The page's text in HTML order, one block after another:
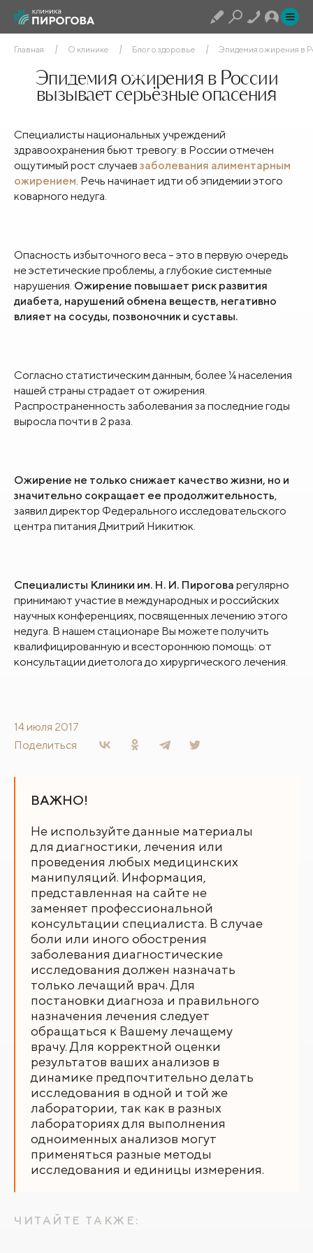
Главная О клинике Блог о здоровье Эпидемия ожирения в
Эпидемия ожирения в России
вызывает серьёзные опасения
Специалисты национальных учреждений
здравоохранения бьют тревогу: в России отмечен
ощутимый рост случаев заболевания алиментарным
ожирением. Речь начинает идти об эпидемии этого
коварного недуга.
Опасность избыточного веса – это в первую очередь
не эстетические проблемы, а глубокие системные
нарушения. Ожирение повышает риск развития
диабета, нарушений обмена веществ, негативно
влияет на сосуды, позвоночник и суставы.
Согласно статистическим данным, более ¼ населения
нашей страны страдает от ожирения.
Распространенность заболевания за последние годы
выросла почти в 2 раза.
Ожирение не только снижает качество жизни, но и
значительно сокращает ее продолжительность,
заявил директор Федерального исследовательского
центра питания Дмитрий Никитюк.
Специалисты Клиники им. Н. И. Пирогова регулярно
принимают участие в международных и российских
научных конференциях, посвященных лечению этого
недуга. В нашем стационаре Вы можете получить
квалифицированную и всестороннюю помощь: от
консультации диетолога до хирургического лечения.
14 июля 2017
Поделиться
ВАЖНО!
Не используйте данные материалы
для диагностики, лечения или
проведения любых медицинских
манипуляций. Информация,
представленная на сайте не
заменяет профессиональной
консультации специалиста. В случае
боли или иного обострения
заболевания диагностические
исследования должен назначать
только лечащий врач. Для
постановки диагноза и правильного
назначения лечения следует
обращаться к Вашему лечащему
врачу. Для корректной оценки
результатов ваших анализов в
динамике предпочтительно делать
исследования в одной и той же
лаборатории, так как в разных
лабораториях для выполнения
одноименных анализов могут
применяться разные методы
исследования и единицы измерения.
ЧИТАЙТЕ ТАКЖЕ: